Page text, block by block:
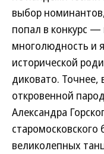
выбор
попал в конкурс
многолюдность и
исторической
диковато. Точнее,
откровенной
Александра
старомосковского
великолепных